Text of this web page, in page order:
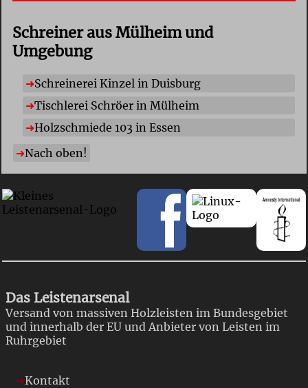
Schreiner aus Mülheim und
Umgebung
Schreinerei Kinzel in Duisburg
Tischlerei Schröer in Mülheim
Holzschmiede 103 in Essen
Nach oben!
Das Leistenarsenal
Versand von massiven Holzleisten im Bundesgebiet
und innerhalb der EU und Anbieter von Leisten im
Ruhrgebiet
Kontakt